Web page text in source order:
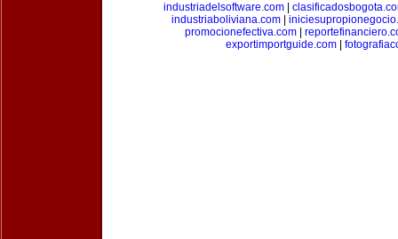
industriadelsoftware.com|
industriaboliviana.com|
promocionefectiva.com
exportimportguide.com